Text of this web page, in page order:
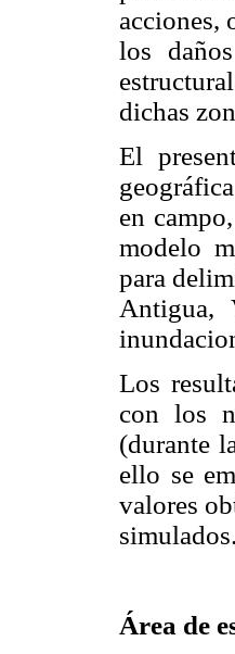
acciones,
los
dichas
El
en
modelo
para
Antigua,
Los
con los
(durante
ello se
valores
simulados.
Área de